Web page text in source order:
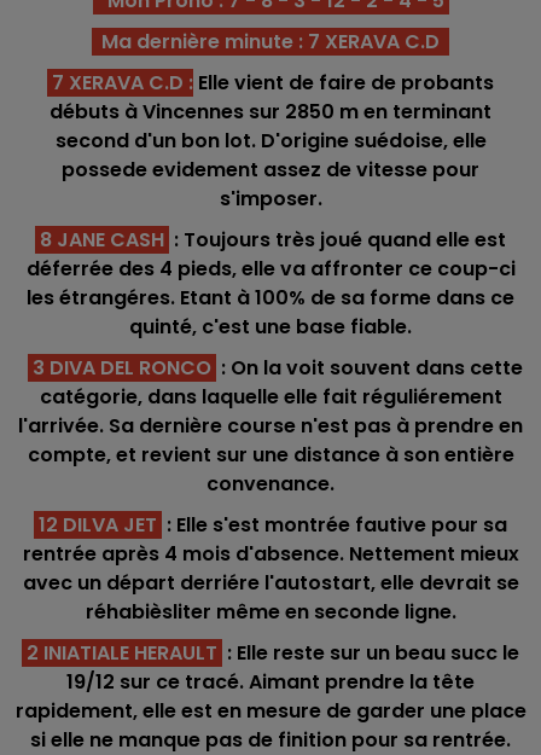
Ma dernière minute : 7 XERAVA C.D
7 XERAVA C.D : Elle vient de faire de probants
débuts à Vincennes sur 2850 m en terminant
second d'un bon lot. D'origine suédoise, elle
possede evidement assez de vitesse pour
s'imposer.
8 JANE CASH : Toujours très joué quand elle est
déferrée des 4 pieds, elle va affronter ce coup-ci
les étrangéres. Etant à 100% de sa forme dans ce
quinté, c'est une base fiable.
3 DIVA DEL RONCO : On la voit souvent dans cette
catégorie, dans laquelle elle fait réguliérement
l'arrivée. Sa dernière course n'est pas à prendre en
compte, et revient sur une distance à son entière
convenance.
12 DILVA JET : Elle s'est montrée fautive pour sa
rentrée après 4 mois d'absence. Nettement mieux
avec un départ derriére l'autostart, elle devrait se
réhabièsliter même en seconde ligne.
2 INIATIALE HERAULT : Elle reste sur un beau succ le
19/12 sur ce tracé. Aimant prendre la tête
rapidement, elle est en mesure de garder une place
si elle ne manque pas de finition pour sa rentrée.